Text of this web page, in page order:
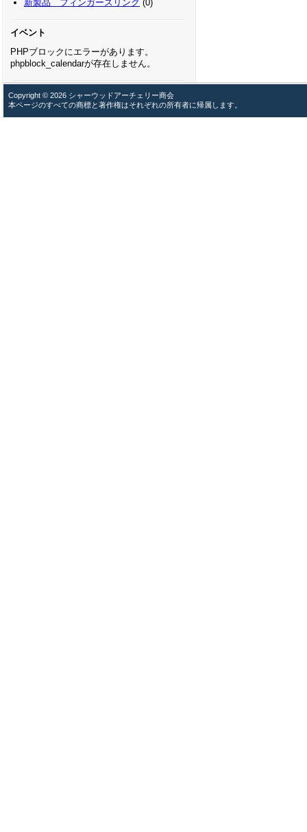
新製品 フィンガースリング (0)
イベント
PHPブロックにエラーがあります。
phpblock_calendarが存在しません。
Copyright © 2026 シャーウッドアーチェリー商会
本ページのすべての商標と著作権はそれぞれの所有者に帰属します。